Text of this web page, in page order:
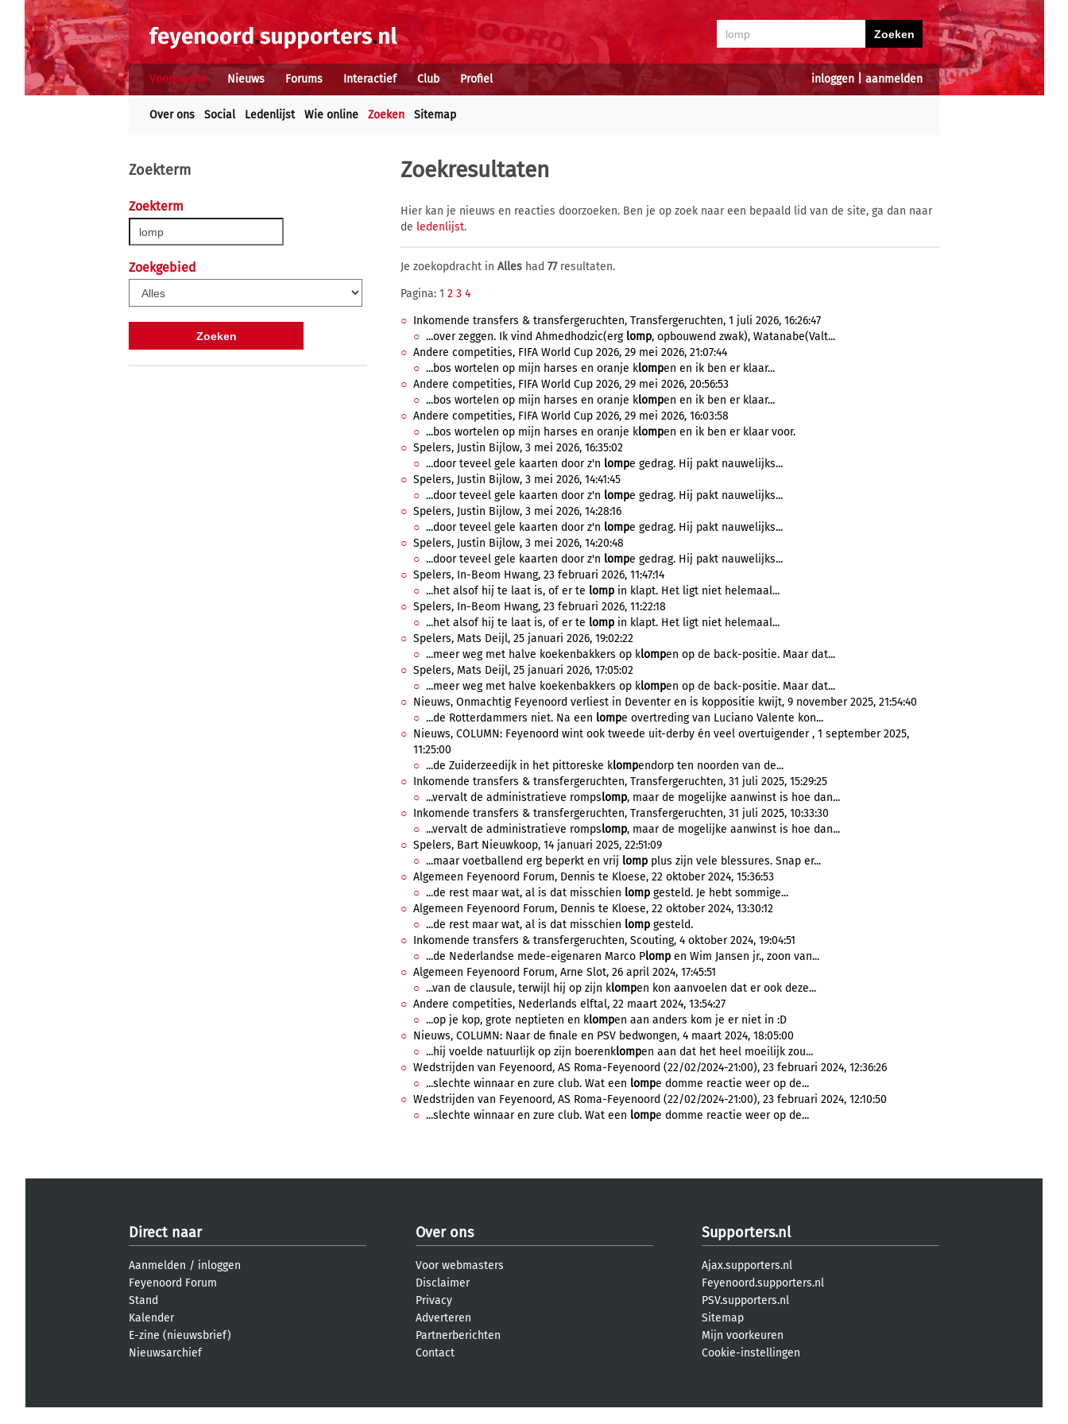
inloggen aanmelden
Voorpagina Nieuws Forums Interactief Club Profiel
Over ons Social Ledenlijst Wie online Zoeken Sitemap
Zoekterm
Zoekterm
Zoekgebied
Zoekresultaten
Hier kan je nieuws en reacties doorzoeken. Ben je op zoek naar een bepaald lid van de site, ga dan naar
de ledenlijst.
Je zoekopdracht in Alles had 77resultaten.
Pagina: 1 2 3 4
Inkomende transfers & transfergeruchten, Transfergeruchten, 1 juli 2026, 16:26:47
...over zeggen. Ik vind Ahmedhodzic(erg lomp, opbouwend zwak), Watanabe(Valt...
Andere competities, FIFA World Cup 2026, 29 mei 2026, 21:07:44
...bos wortelen op mijn harses en oranje klompen en ik ben er klaar...
Andere competities, FIFA World Cup 2026, 29 mei 2026, 20:56:53
...bos wortelen op mijn harses en oranje klompen en ik ben er klaar...
Andere competities, FIFA World Cup 2026, 29 mei 2026, 16:03:58
...bos wortelen op mijn harses en oranje klompen en ik ben er klaar voor.
Spelers, Justin Bijlow, 3 mei 2026, 16:35:02
...door teveel gele kaarten door z'n lompe gedrag. Hij pakt nauwelijks...
Spelers, Justin Bijlow, 3 mei 2026, 14:41:45
...door teveel gele kaarten door z'n lompe gedrag. Hij pakt nauwelijks...
Spelers, Justin Bijlow, 3 mei 2026, 14:28:16
...door teveel gele kaarten door z'n lompe gedrag. Hij pakt nauwelijks...
Spelers, Justin Bijlow, 3 mei 2026, 14:20:48
...door teveel gele kaarten door z'n lompe gedrag. Hij pakt nauwelijks...
Spelers, In-Beom Hwang, 23 februari 2026, 11:47:14
...het alsof hij te laat is, of er te lomp in klapt. Het ligt niet helemaal...
Spelers, In-Beom Hwang, 23 februari 2026, 11:22:18
...het alsof hij te laat is, of er te lomp in klapt. Het ligt niet helemaal...
Spelers, Mats Deijl, 25 januari 2026, 19:02:22
...meer weg met halve koekenbakkers op klompen op de back-positie. Maar dat...
Spelers, Mats Deijl, 25 januari 2026, 17:05:02
...meer weg met halve koekenbakkers op klompen op de back-positie. Maar dat...
Nieuws, Onmachtig Feyenoord verliest in Deventer en is koppositie kwijt, 9 november 2025, 21:54:40
...de Rotterdammers niet. Na een lompe overtreding van Luciano Valente kon...
Nieuws, COLUMN: Feyenoord wint ook tweede uit-derby én veel overtuigender , 1 september 2025,
11:25:00
...de Zuiderzeedijk in het pittoreske klompendorp ten noorden van de...
Inkomende transfers & transfergeruchten, Transfergeruchten, 31 juli 2025, 15:29:25
...vervalt de administratieve rompslomp, maar de mogelijke aanwinst is hoe dan...
Inkomende transfers & transfergeruchten, Transfergeruchten, 31 juli 2025, 10:33:30
...vervalt de administratieve rompslomp, maar de mogelijke aanwinst is hoe dan...
Spelers, Bart Nieuwkoop, 14 januari 2025, 22:51:09
...maar voetballend erg beperkt en vrij lomp plus zijn vele blessures. Snap er...
Algemeen Feyenoord Forum, Dennis te Kloese, 22 oktober 2024, 15:36:53
...de rest maar wat, al is dat misschien lomp gesteld. Je hebt sommige...
Algemeen Feyenoord Forum, Dennis te Kloese, 22 oktober 2024, 13:30:12
...de rest maar wat, al is dat misschien lomp gesteld.
Inkomende transfers & transfergeruchten, Scouting, 4 oktober 2024, 19:04:51
...de Nederlandse mede-eigenaren Marco Plomp en Wim Jansen jr., zoon van...
Algemeen Feyenoord Forum, Arne Slot, 26 april 2024, 17:45:51
...van de clausule, terwijl hij op zijn klompen kon aanvoelen dat er ook deze...
Andere competities, Nederlands elftal, 22 maart 2024, 13:54:27
...op je kop, grote neptieten en klompen aan anders kom je er niet in :D
Nieuws, COLUMN: Naar de finale en PSV bedwongen, 4 maart 2024, 18:05:00
...hij voelde natuurlijk op zijn boerenklompen aan dat het heel moeilijk zou...
Wedstrijden van Feyenoord, AS Roma-Feyenoord (22/02/2024-21:00), 23 februari 2024, 12:36:26
...slechte winnaar en zure club. Wat een lompe domme reactie weer op de...
Wedstrijden van Feyenoord, AS Roma-Feyenoord (22/02/2024-21:00), 23 februari 2024, 12:10:50
...slechte winnaar en zure club. Wat een lompe domme reactie weer op de...
Direct naar
Aanmelden / inloggen
Feyenoord Forum
Stand
Kalender
E-zine (nieuwsbrief)
Nieuwsarchief
Over ons
Voor webmasters
Disclaimer
Privacy
Adverteren
Partnerberichten
Contact
Supporters.nl
Ajax.supporters.nl
Feyenoord.supporters.nl
PSV.supporters.nl
Sitemap
Mijn voorkeuren
Cookie-instellingen